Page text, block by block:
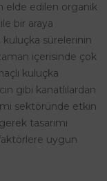
elde edilen organik
bir araya
sürelerinin
içerisinde çok
kuluçka
gibi kanatlılardan
sektöründe etkin
tasarımı
uygun